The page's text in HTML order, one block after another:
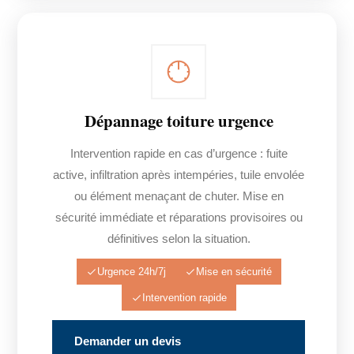
Dépannage toiture urgence
Intervention rapide en cas d’urgence : fuite
active, infiltration après intempéries, tuile envolée
ou élément menaçant de chuter. Mise en
sécurité immédiate et réparations provisoires ou
définitives selon la situation.
Urgence 24h/7j Mise en sécurité
Intervention rapide
Demander un devis